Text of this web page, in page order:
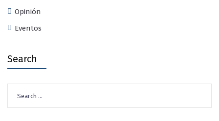
Opinión
Eventos
Search
for: